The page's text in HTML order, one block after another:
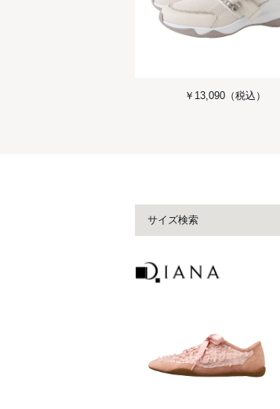
￥13,090 （税込）
サイズ検索